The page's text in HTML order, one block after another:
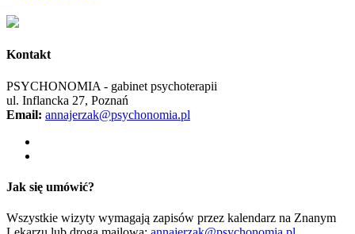
Kontakt
PSYCHONOMIA - gabinet psychoterapii
ul. Inflancka 27, Poznań
Email: annajerzak@psychonomia.pl
Jak się umówić?
Wszystkie wizyty wymagają zapisów przez kalendarz na Znanym